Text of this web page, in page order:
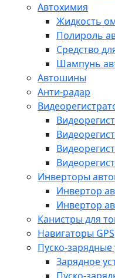
Автохимия
Жидкость
Полироль
Средство
Шампунь
Автошины
Анти-радар
Инверторы
Инвертор
Инвертор
Канистры для
Навигаторы GPS
Пуско-зарядные
Зарядное